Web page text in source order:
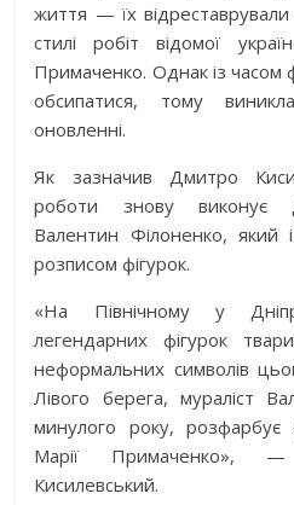
життя — їх
стилі робіт відомої
Примаченко. Однак із часом
обсипатися, тому
оновленні.
Як зазначив Дмитро
роботи знову виконує
Валентин Філоненко,
розписом фігурок.
«На Північному у
легендарних фігурок
неформальних символів
Лівого берега, мураліст
минулого року, розфарбує
Марії Примаченко»,
Кисилевський.